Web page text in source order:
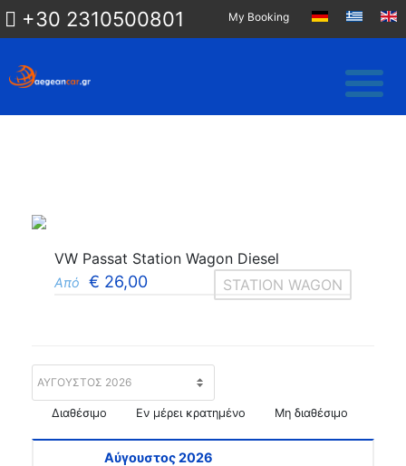
+30 2310500801 My Booking
VW Passat Station Wagon Diesel
STATION WAGON
Από € 26,00
Διαθέσιμο Εν μέρει κρατημένο Μη διαθέσιμο
Αύγουστος 2026